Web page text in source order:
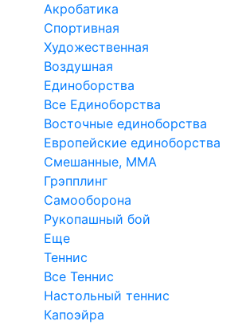
Акробатика
Спортивная
Художественная
Воздушная
Единоборства
Все Единоборства
Восточные единоборства
Европейские единоборства
Смешанные, ММА
Грэпплинг
Самооборона
Рукопашный бой
Еще
Теннис
Все Теннис
Настольный теннис
Капоэйра